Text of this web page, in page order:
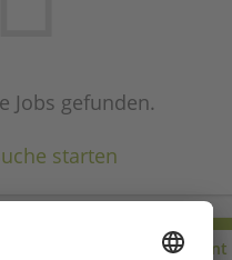
Jobs gefunden.
starten
Jetzt